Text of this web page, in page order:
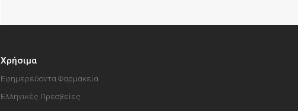
Χρήσιμα
Εφημερεύοντα Φαρμακεία
Ελληνικές Πρεσβείες